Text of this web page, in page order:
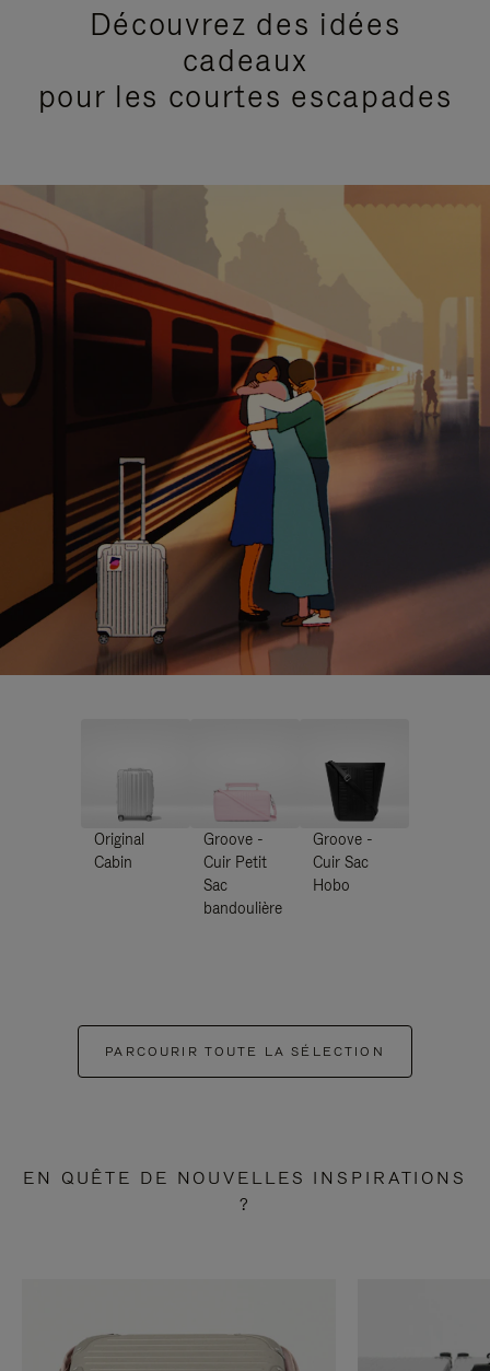
Découvrez des idées
cadeaux
pour les courtes escapades
Original
Cabin
Groove -
Cuir Petit
Sac
bandoulière
Groove -
Cuir Sac
Hobo
PARCOURIR TOUTE LA SÉLECTION
EN QUÊTE DE NOUVELLES INSPIRATIONS
?